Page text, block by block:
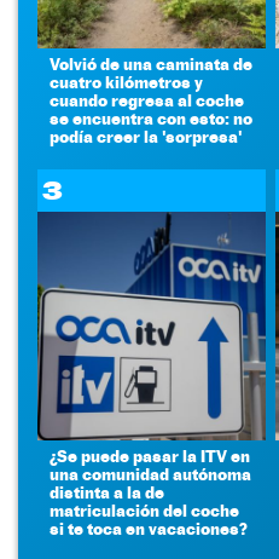
Volvió de una caminata de
cuatro kilómetros y
cuando regresa al coche
se encuentra con esto: no
podía creer la 'sorpresa'
3
¿Se puede pasar la ITV en
una comunidad autónoma
distinta a la de
matriculación del coche
si te toca en vacaciones?